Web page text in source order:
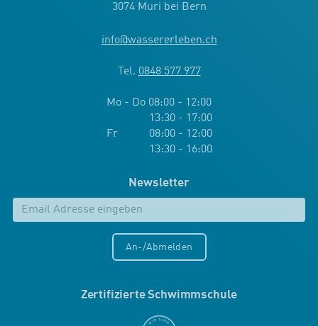
3074 Muri bei Bern
info@wassererleben.ch
Tel. 0848 577 977
Mo - Do 08:00 - 12:00
13:30 - 17:00
Fr 08:00 - 12:00
13:30 - 16:00
Newsletter
An-/Abmelden
Zertifizierte Schwimmschule